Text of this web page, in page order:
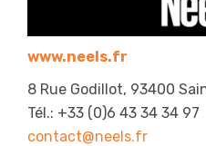
www.neels.fr
8 Rue Godillot, 93400
Tél.: +33 (0)6 43 34 34 97
contact@neels.fr